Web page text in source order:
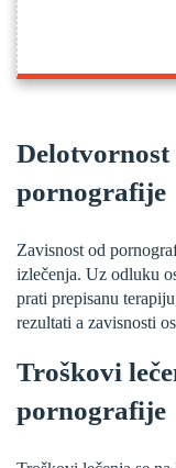
Delotvornost
pornografije
Zavisnost od
izlečenja. Uz odluku
prati prepisanu
rezultati a zavisnosti
Troškovi
pornografije